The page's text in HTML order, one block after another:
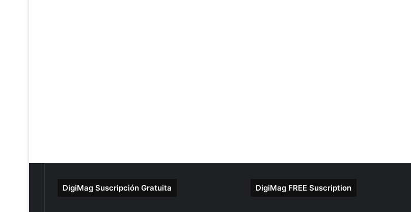
DigiMag Suscripción Gratuita DigiMag FREE Suscription